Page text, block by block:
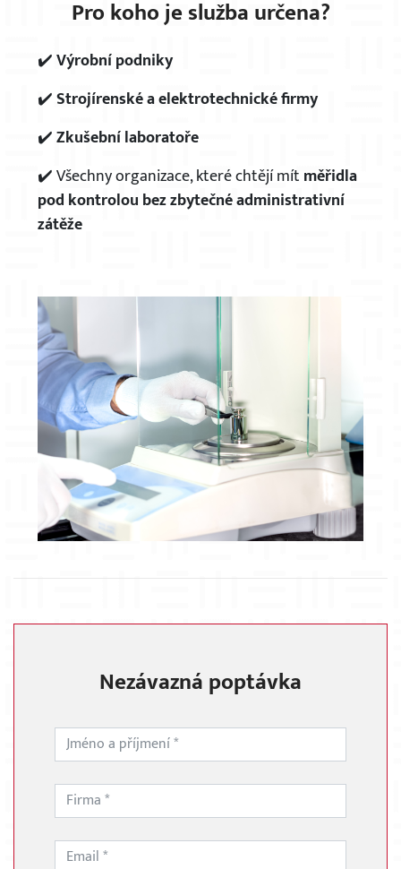
Pro koho je služba určena?
✔️Výrobní podniky
✔️Strojírenské a elektrotechnické firmy
✔️Zkušební laboratoře
✔️ Všechny organizace, které chtějí mít měřidla
pod kontrolou bez zbytečné administrativní
zátěže
Nezávazná poptávka